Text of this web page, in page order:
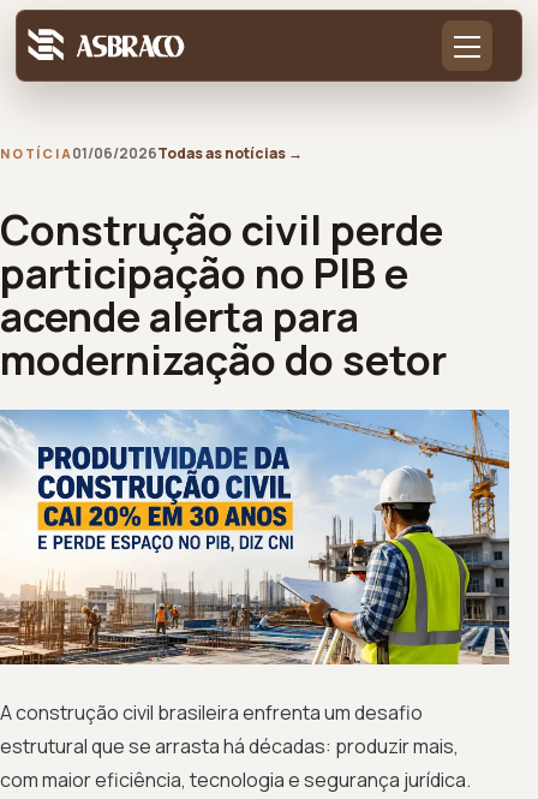
NOTÍCIA01/06/2026Todas as notícias →
Construção civil perde
participação no PIB e
acende alerta para
modernização do setor
A construção civil brasileira enfrenta um desafio
estrutural que se arrasta há décadas: produzir mais,
com maior eficiência, tecnologia e segurança jurídica.